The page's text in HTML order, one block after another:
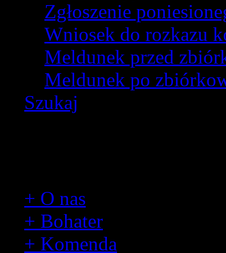
Zgłoszenie
Wniosek do rozkazu
Meldunek przed
Meldunek po
Szukaj
+ O nas
+ Bohater
+ Komenda